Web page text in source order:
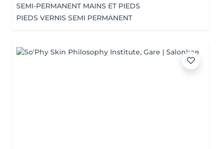
SEMI-PERMANENT MAINS ET PIEDS
PIEDS VERNIS SEMI PERMANENT